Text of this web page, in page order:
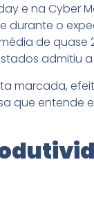
e na Cyber
durante o
de quase
admitiu
marcada,
que entende